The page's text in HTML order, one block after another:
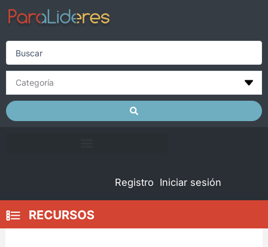
Skip
content
Search
Registro Iniciar sesión